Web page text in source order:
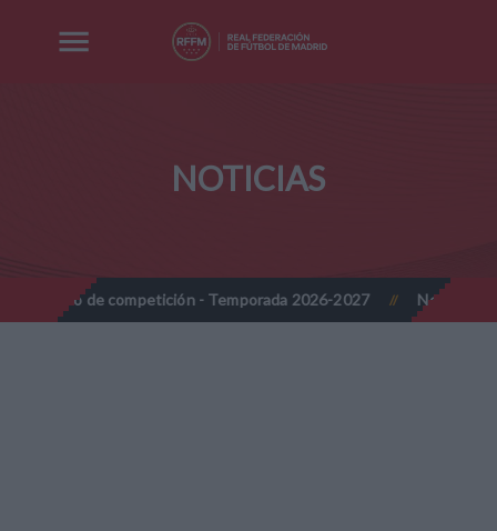
NOTICIAS
competición - Temporada 2026-2027 // Nota Informativa